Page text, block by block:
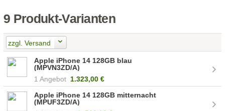
9 Produkt-Varianten
zzgl. Versand
Apple iPhone 14 128GB blau
(MPVN3ZD/A)
1 Angebot 1.323,00 €
Apple iPhone 14 128GB mitternacht
(MPUF3ZD/A)